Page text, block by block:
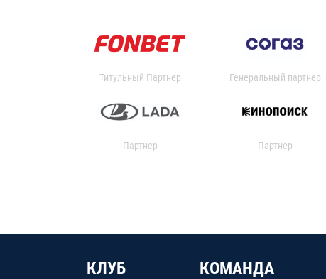
Титульный Партнер Генеральный партнер
Партнер Партнер
КЛУБ КОМАНДА